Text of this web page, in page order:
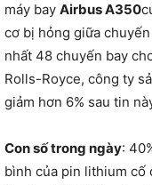
máy bay Airbus A350
cơ bị hỏng giữa
nhất 48 chuyến bay
Rolls-Royce, công ty
giảm hơn 6% sau tin
Consố trong ngày:
bình của pin lithium